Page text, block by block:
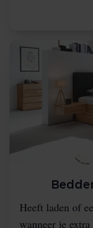
Heeft laden of
wanneer je